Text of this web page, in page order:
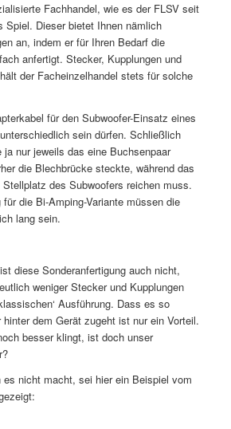
Fachhandel, wie es der FLSV seit
Spiel. Dieser bietet Ihnen nämlich
an, indem er für Ihren Bedarf die
anfertigt. Stecker, Kupplungen und
der Facheinzelhandel stets für solche
für den Subwoofer-Einsatz eines
sein dürfen. Schließlich
nur jeweils das eine Buchsenpaar
die Blechbrücke steckte, während das
des Subwoofers reichen muss.
die Bi-Amping-Variante müssen die
lang sein.
diese Sonderanfertigung auch nicht,
weniger Stecker und Kupplungen
Ausführung. Dass es so
dem Gerät zugeht ist nur ein Vorteil.
besser klingt, ist doch unser
nicht macht, sei hier ein Beispiel vom